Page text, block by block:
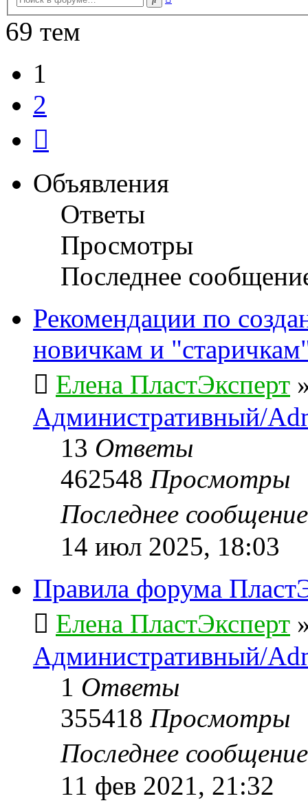
69 тем
1
2
Объявления
Ответы
Просмотры
Последнее
Рекомендации по
новичкам и
Елена ПластЭксперт
Административный/
13 Ответы
462548 Просмотры
Последнее
14 июл 2025, 18:03
Правила форума
Елена ПластЭксперт
Административный/
1 Ответы
355418 Просмотры
Последнее
11 фев 2021, 21:32